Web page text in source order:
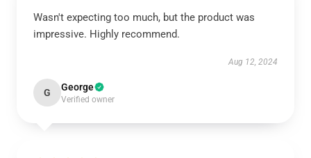
Wasn't expecting too much, but the product was
impressive. Highly recommend.
Aug 12, 2024
G George
Verified owner